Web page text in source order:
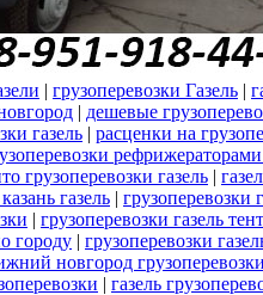
| грузоперевозки Газель |
| дешевые
газель | расценки на
рефрижераторами
грузоперевозки газель |
газель | грузоперевозки
| грузоперевозки газель тент
городу | грузоперевозки
новгород
| газель